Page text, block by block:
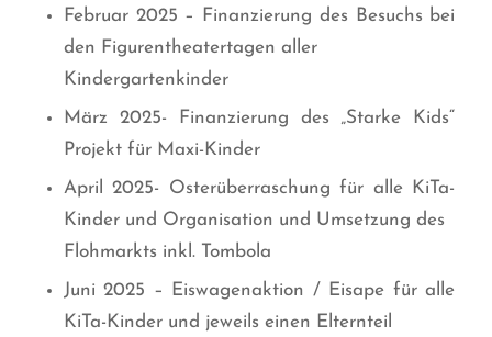
Februar 2025 – Finanzierung des Besuchs bei
den Figurentheatertagen aller
Kindergartenkinder
März 2025- Finanzierung des „Starke Kids“
Projekt für Maxi-Kinder
April 2025- Osterüberraschung für alle KiTa-
Kinder und Organisation und Umsetzung des
Flohmarkts inkl. Tombola
Juni 2025 – Eiswagenaktion / Eisape für alle
KiTa-Kinder und jeweils einen Elternteil